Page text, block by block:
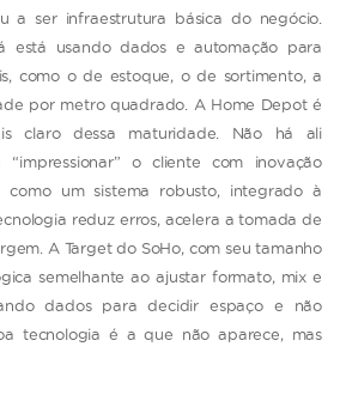
a ser infraestrutura básica do negócio.
está usando dados e automação para
como o de estoque, o de sortimento, a
por metro quadrado. A Home Depot é
claro dessa maturidade. Não há ali
o cliente com inovação
como um sistema robusto, integrado à
reduz erros, acelera a tomada de
A Target do SoHo, com seu tamanho
semelhante ao ajustar formato, mix e
dados para decidir espaço e não
tecnologia é a que não aparece, mas